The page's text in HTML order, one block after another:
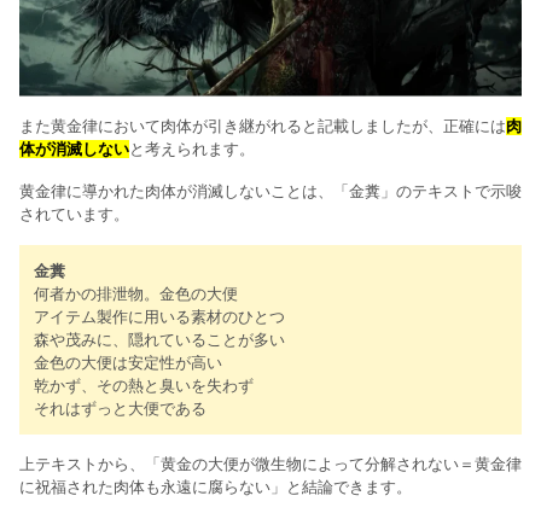
また黄金律において肉体が引き継がれると記載しましたが、正確には肉
体が消滅しないと考えられます。
黄金律に導かれた肉体が消滅しないことは、「金糞」のテキストで示唆
されています。
金糞
何者かの排泄物。金色の大便
アイテム製作に用いる素材のひとつ
森や茂みに、隠れていることが多い
金色の大便は安定性が高い
乾かず、その熱と臭いを失わず
それはずっと大便である
上テキストから、「黄金の大便が微生物によって分解されない＝黄金律
に祝福された肉体も永遠に腐らない」と結論できます。